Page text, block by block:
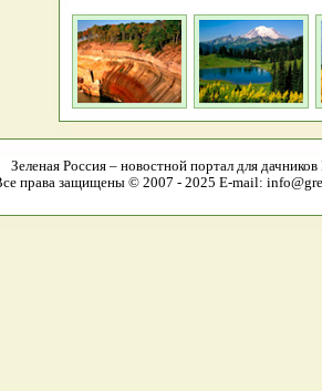
Зеленая Россия – новостной портал для
права защищены © 2007 - 2025 E-mail: